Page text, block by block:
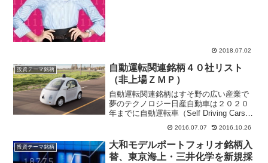
2018.07.02
投資テーマ銘柄
自動運転関連銘柄４０社リスト
（非上場ＺＭＰ）
自動運転関連銘柄はすそ野の広い産業で
夢のテクノロジー日産自動車は２０２０
年までに自動運転車（Self Driving Cars）
を発売予定、グーグル、テスラ、トヨタ
など世界の自動車メーカー大手は自動運
転技術を競っている。ドイツのＢＭＷは
米イ...
2016.07.07 2016.10.26
投資テーマ銘柄
大和モデルポートフォリオ銘柄入
替、東京海上・三井化学を新規採